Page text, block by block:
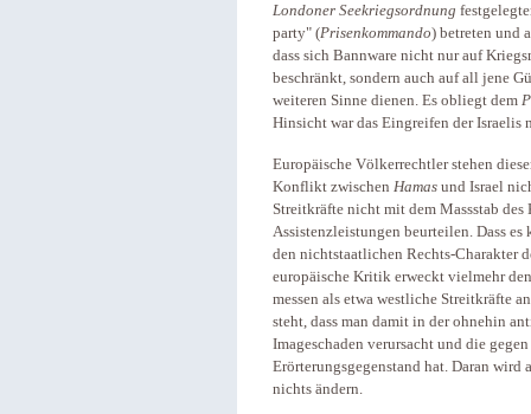
Londoner Seekriegsordnung
party" (Prisenkommando) betreten und
dass sich Bannware nicht nur auf
beschränkt, sondern auch auf all jene
weiteren Sinne dienen. Es obliegt dem
Hinsicht war das Eingreifen der
Europäische Völkerrechtler stehen
Konflikt zwischen Hamas und Israel
Streitkräfte nicht mit dem Massstab
Assistenzleistungen beurteilen. Dass
den nichtstaatlichen Rechts-Charakter
europäische Kritik erweckt vielmehr
messen als etwa westliche Streitkräfte
steht, dass man damit in der ohnehin
Imageschaden verursacht und die
Erörterungsgegenstand hat. Daran
nichts ändern.